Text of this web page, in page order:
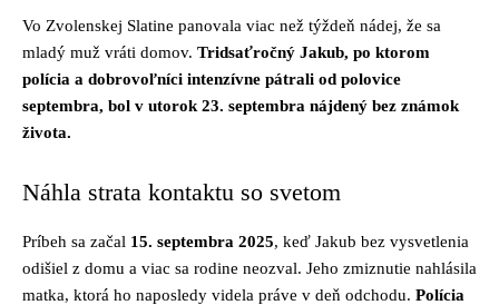
Vo Zvolenskej Slatine panovala viac než týždeň nádej, že sa
mladý muž vráti domov. Tridsaťročný Jakub, po ktorom
polícia a dobrovoľníci intenzívne pátrali od polovice
septembra, bol v utorok 23. septembra nájdený bez známok
života.
Náhla strata kontaktu so svetom
Príbeh sa začal 15. septembra 2025, keď Jakub bez vysvetlenia
odišiel z domu a viac sa rodine neozval. Jeho zmiznutie nahlásila
matka, ktorá ho naposledy videla práve v deň odchodu. Polícia